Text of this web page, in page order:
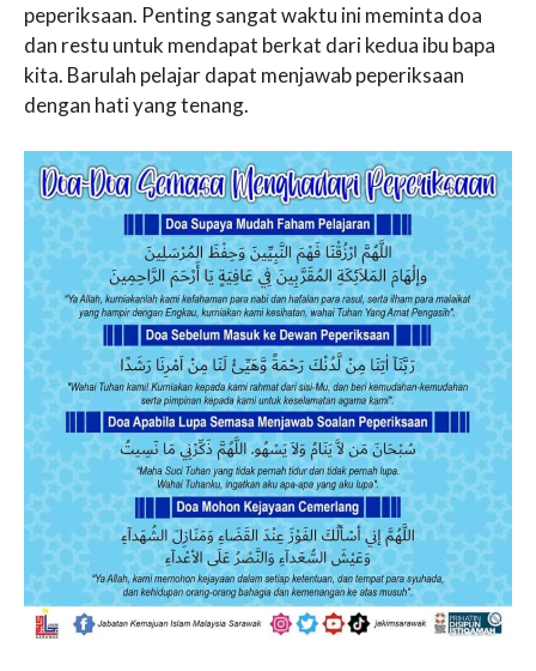
peperiksaan. Penting sangat waktu ini meminta doa
dan restu untuk mendapat berkat dari kedua ibu bapa
kita. Barulah pelajar dapat menjawab peperiksaan
dengan hati yang tenang.